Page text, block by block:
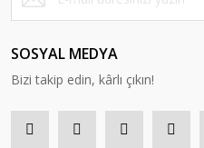
SOSYAL MEDYA
Bizi takip edin, kârlı çıkın!